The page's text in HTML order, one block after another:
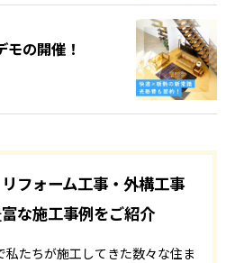
の開催！
フォーム工事・外構工事
な施工事例をご紹介
私たちが施工してきた数々な住ま